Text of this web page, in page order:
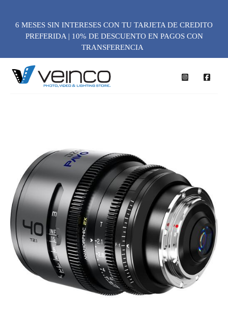
6 MESES SIN INTERESES CON TU TARJETA DE CREDITO
PREFERIDA | 10% DE DESCUENTO EN PAGOS CON
TRANSFERENCIA